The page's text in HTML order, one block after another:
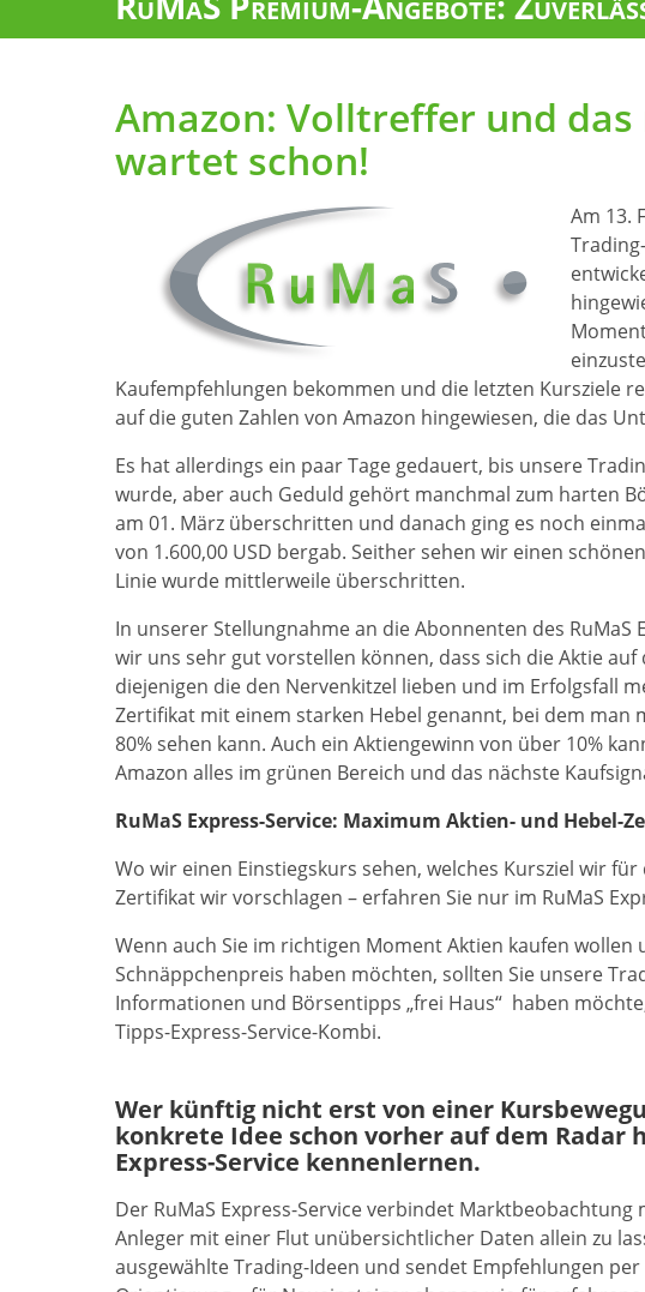
Amazon: Volltreffer und
wartet schon!
Am 13.
Kaufempfehlungen bekommen und die letzten Kursziele
auf die guten Zahlen von Amazon hingewiesen, die das
Es hat allerdings ein paar Tage gedauert, bis unsere
wurde, aber auch Geduld gehört manchmal zum harten
am 01. März überschritten und danach ging es noch
von 1.600,00 USD bergab. Seither sehen wir einen
Linie wurde mittlerweile überschritten.
In unserer Stellungnahme an die Abonnenten des
wir uns sehr gut vorstellen können, dass sich die Aktie
diejenigen die den Nervenkitzel lieben und im Erfolgsfall
Zertifikat mit einem starken Hebel genannt, bei dem
80% sehen kann. Auch ein Aktiengewinn von über 10%
Amazon alles im grünen Bereich und das nächste
RuMaS Express-Service: Maximum Aktien- und Hebel-
Wo wir einen Einstiegskurs sehen, welches Kursziel wir
Zertifikat wir vorschlagen – erfahren Sie nur im RuMaS
Wenn auch Sie im richtigen Moment Aktien kaufen
Schnäppchenpreis haben möchten, sollten Sie unsere
Informationen und Börsentipps „frei Haus“ haben
Tipps-Express-Service-Kombi.
Wer künftig nicht erst von einer
konkrete Idee schon vorher auf dem Radar
Express-Service kennenlernen.
Der RuMaS Express-Service verbindet
Anleger mit einer Flut unübersichtlicher Daten allein zu
ausgewählte Trading-Ideen und sendet Empfehlungen